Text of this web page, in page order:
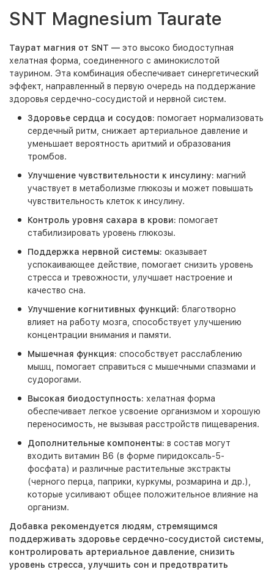
SNT Magnesium Taurate
Таурат магния от SNT — это высоко биодоступная
хелатная форма, соединенного с аминокислотой
таурином. Эта комбинация обеспечивает синергетический
эффект, направленный в первую очередь на поддержание
здоровья сердечно-сосудистой и нервной систем.
Здоровье сердца и сосудов: помогает нормализовать
сердечный ритм, снижает артериальное давление и
уменьшает вероятность аритмий и образования
тромбов.
Улучшение чувствительности к инсулину: магний
участвует в метаболизме глюкозы и может повышать
чувствительность клеток к инсулину.
Контроль уровня сахара в крови: помогает
стабилизировать уровень глюкозы.
Поддержка нервной системы: оказывает
успокаивающее действие, помогает снизить уровень
стресса и тревожности, улучшает настроение и
качество сна.
Улучшение когнитивных функций: благотворно
влияет на работу мозга, способствует улучшению
концентрации внимания и памяти.
Мышечная функция: способствует расслаблению
мышц, помогает справиться с мышечными спазмами и
судорогами.
Высокая биодоступность: хелатная форма
обеспечивает легкое усвоение организмом и хорошую
переносимость, не вызывая расстройств пищеварения.
Дополнительные компоненты: в состав могут
входить витамин В6 (в форме пиридоксаль-5-
фосфата) и различные растительные экстракты
(черного перца, паприки, куркумы, розмарина и др.),
которые усиливают общее положительное влияние на
организм.
Добавка рекомендуется людям, стремящимся
поддерживать здоровье сердечно-сосудистой системы,
контролировать артериальное давление, снизить
уровень стресса, улучшить сон и предотвратить